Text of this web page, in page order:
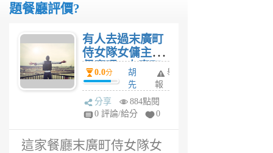
題餐廳評價?
有人去過末廣町
侍女隊女傭主題
餐廳嗎? 末廣町
侍女隊女傭主題
餐廳評價?
0.0分
胡
先
生
6
舉
報
分享
884點閱
0 評論/給分
0
這家餐廳末廣町侍女隊女